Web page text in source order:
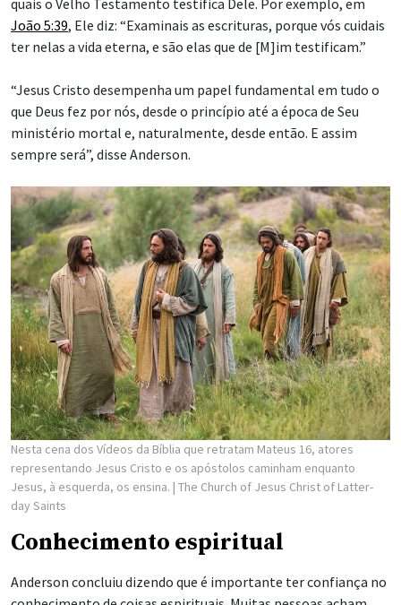
ESFORÇOS HUMANITÁRIOS
Como a Igreja está
ajudando pessoas com
deficiência ao redor do
mundo, incluindo no
Brasil
Esforços no Brasil, Indonésia, El Salvador e Argentina
têm se concentrado no cuidado de pessoas com
deficiência
6 agosto 2026, 6:59 p.m. MDT Compartilhar
DISPONÍVEL EM: Inglês | Espanhol
Uma funcionária da Associação Teletón Pró-Reabilitação em San
Salvador, El Salvador, conversa com uma paciente sobre sua nova
cadeira de rodas, doada por A Igreja de Jesus Cristo dos Santos dos
Últimos Dias na terça-feira, 14 de julho de 2026.
The Church of Jesus